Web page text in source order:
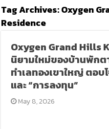
Tag Archives:Oxygen
Residence
Oxygen Grand Hills
นิยามใหม่ของบ้านพัก
ทำเลทองเขาใหญ่ ตอบ
และ “การลงทุน”
May 8, 2026